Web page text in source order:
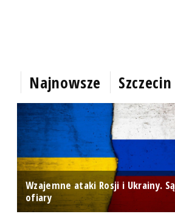
Najnowsze Szczecin
Wzajemne ataki Rosji i Ukrainy. Są
ofiary